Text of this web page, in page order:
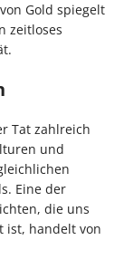
Gold spiegelt
zeitloses
Tat zahlreich
und
Eine der
die uns
ist, handelt von